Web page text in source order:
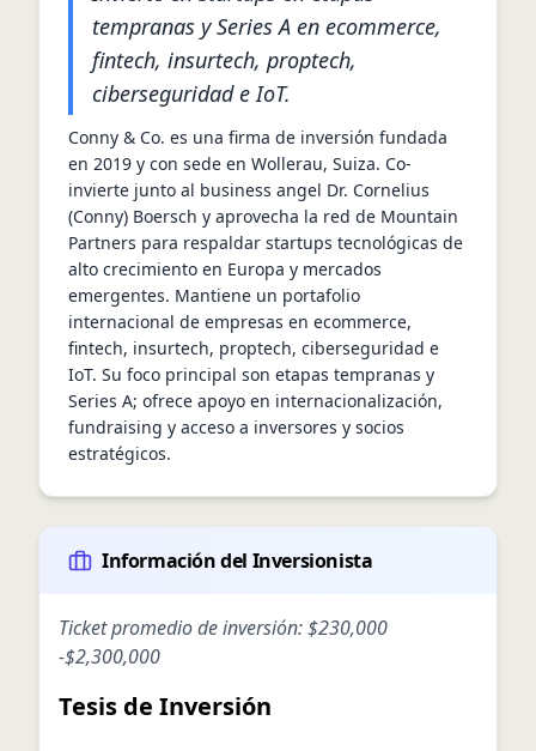
tempranas y Series A en ecommerce,
fintech, insurtech, proptech,
ciberseguridad e IoT.
Conny & Co. es una firma de inversión fundada
en 2019 y con sede en Wollerau, Suiza. Co-
invierte junto al business angel Dr. Cornelius
(Conny) Boersch y aprovecha la red de Mountain
Partners para respaldar startups tecnológicas de
alto crecimiento en Europa y mercados
emergentes. Mantiene un portafolio
internacional de empresas en ecommerce,
fintech, insurtech, proptech, ciberseguridad e
IoT. Su foco principal son etapas tempranas y
Series A; ofrece apoyo en internacionalización,
fundraising y acceso a inversores y socios
estratégicos.
Información del Inversionista
Ticket promedio de inversión:$230,000
-$2,300,000
Tesis de Inversión